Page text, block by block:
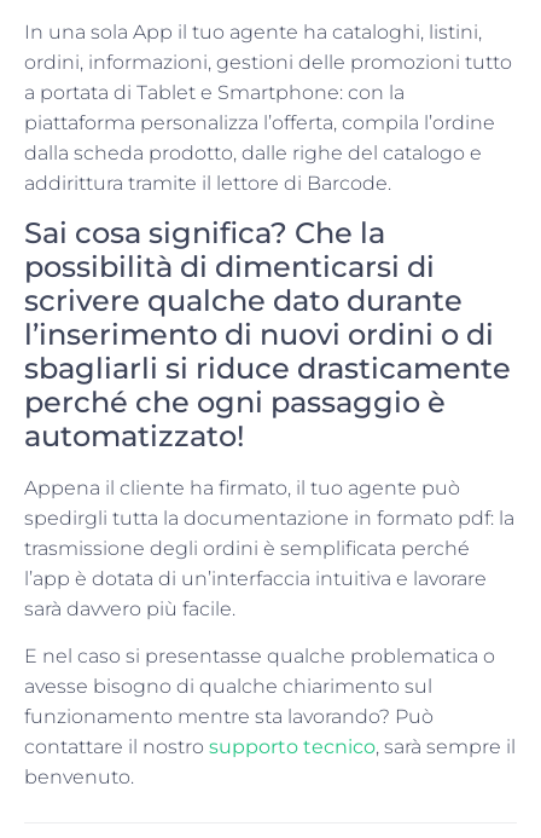
In una sola App il tuo agente ha cataloghi, listini,
ordini, informazioni, gestioni delle promozioni tutto
a portata di Tablet e Smartphone: con la
piattaforma personalizza l’offerta, compila l’ordine
dalla scheda prodotto, dalle righe del catalogo e
addirittura tramite il lettore di Barcode.
Sai cosa significa? Che la
possibilità di dimenticarsi di
scrivere qualche dato durante
l’inserimento di nuovi ordini o di
sbagliarli si riduce drasticamente
perché che ogni passaggio è
automatizzato!
Appena il cliente ha firmato, il tuo agente può
spedirgli tutta la documentazione in formato pdf: la
trasmissione degli ordini è semplificata perché
l’app è dotata di un’interfaccia intuitiva e lavorare
sarà davvero più facile.
E nel caso si presentasse qualche problematica o
avesse bisogno di qualche chiarimento sul
funzionamento mentre sta lavorando? Può
contattare il nostro supporto tecnico, sarà sempre il
benvenuto.